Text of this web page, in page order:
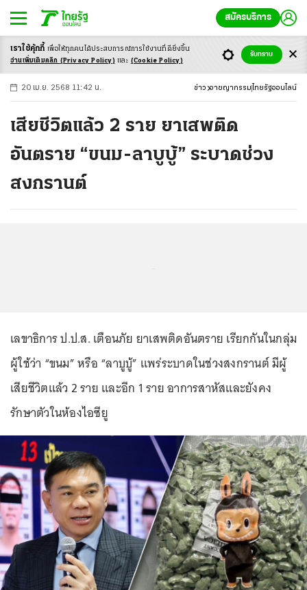
สมัครบริการ
-ก ก ก+
20 เม.ย. 2568 11:42 น. ข่าว อาชญากรรม ไทยรัฐออนไลน์
เสียชีวิตแล้ว 2 ราย ยาเสพติด
อันตราย “ขนม-ลาบูบู้” ระบาดช่วง
สงกรานต์
เลขาธิการ ป.ป.ส. เตือนภัย ยาเสพติดอันตราย เรียกกันในกลุ่ม
ผู้ใช้ว่า “ขนม” หรือ “ลาบูบู้” แพร่ระบาดในช่วงสงกรานต์ มีผู้
เสียชีวิตแล้ว 2 ราย และอีก 1 ราย อาการสาหัสและยังคง
รักษาตัวในห้องไอซียู
เราใช้คุ้กกี้ เพื่อให้ทุกคนได้ประสบการณ์การใช้งานที่ดียิ่งขึ้น
อ่านเพิ่มเติมคลิก (Privacy Policy) และ (Cookie Policy)
รับทราบ